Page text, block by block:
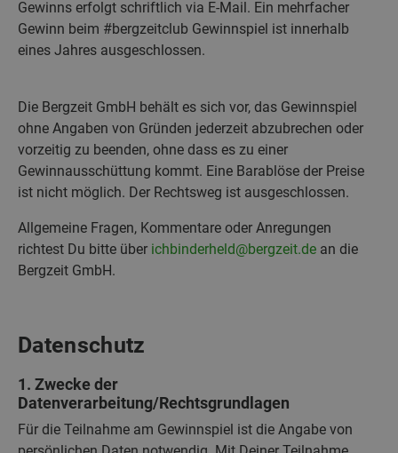
Gewinns erfolgt schriftlich via E-Mail. Ein mehrfacher
Gewinn beim #bergzeitclub Gewinnspiel ist innerhalb
eines Jahres ausgeschlossen.
Die Bergzeit GmbH behält es sich vor, das Gewinnspiel
ohne Angaben von Gründen jederzeit abzubrechen oder
vorzeitig zu beenden, ohne dass es zu einer
Gewinnausschüttung kommt. Eine Barablöse der Preise
ist nicht möglich. Der Rechtsweg ist ausgeschlossen.
Allgemeine Fragen, Kommentare oder Anregungen
richtest Du bitte über ichbinderheld@bergzeit.de an die
Bergzeit GmbH.
Datenschutz
1. Zwecke der
Datenverarbeitung/Rechtsgrundlagen
Für die Teilnahme am Gewinnspiel ist die Angabe von